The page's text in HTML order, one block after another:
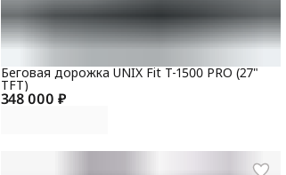
348 000 ₽
Беговая дорожка UNIX Fit T-1500 PRO (27"
TFT)